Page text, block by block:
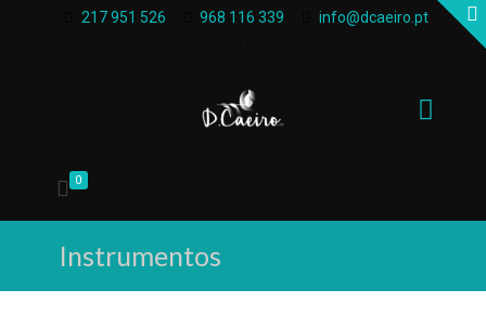
217 951 526 968 116 339 info@dcaeiro.pt
0
Instrumentos